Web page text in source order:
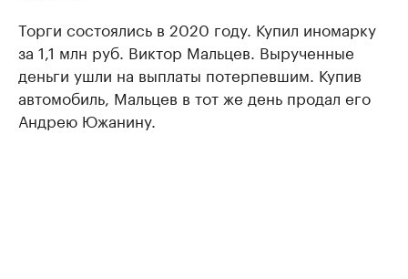
Торги состоялись в 2020 году. Купил иномарку
за 1,1 млн руб. Виктор Мальцев. Вырученные
деньги ушли на выплаты потерпевшим. Купив
автомобиль, Мальцев в тот же день продал его
Андрею Южанину.